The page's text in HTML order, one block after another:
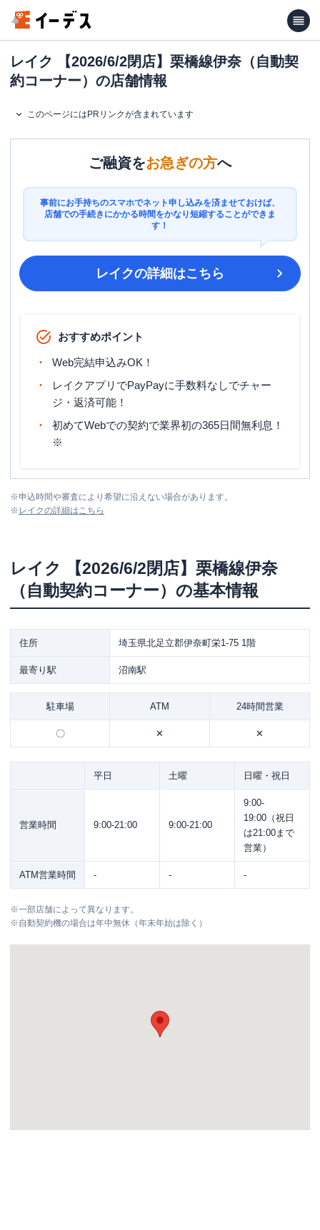
レイク 【2026/6/2閉店】栗橋線伊奈（自動契
約コーナー）の店舗情報
このページにはPRリンクが含まれています
ご融資をお急ぎの方へ
事前にお手持ちのスマホでネット申し込みを済ませておけば、
店舗での手続きにかかる時間をかなり短縮することができま
す！
レイクの詳細はこちら
おすすめポイント
Web完結申込みOK！
レイクアプリでPayPayに手数料なしでチャー
ジ・返済可能！
初めてWebでの契約で業界初の365日間無利息！
※
※申込時間や審査により希望に沿えない場合があります。
※ レイクの詳細はこちら
レイク
【2026/6/2閉店】栗橋線伊奈
（自動契約コーナー） の基本情報
住所 埼玉県北足立郡伊奈町栄1-75 1階
最寄り駅 沼南駅
駐車場 ATM 24時間営業
〇 ✕ ✕
平日 土曜 日曜・祝日
営業時間 9:00-21:00 9:00-21:00
9:00-
19:00（祝日
は21:00まで
営業）
ATM営業時間 - - -
※一部店舗によって異なります。
※自動契約機の場合は年中無休（年末年始は除く）